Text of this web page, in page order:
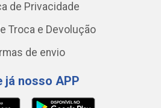
de Privacidade
Troca e Devolução
de envio
já nosso APP